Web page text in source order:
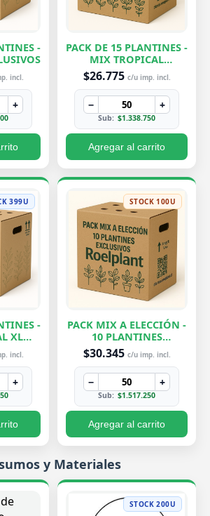
-
incl.
+
PACK DE 15 PLANTINES -
MIX TROPICAL
EXCLUSIVOS
$26.775 c/u imp. incl.
− +
Sub: $1.338.750
Agregar al carrito
399U
-
XL
incl.
+
STOCK 100U
PACK MIX A ELECCIÓN -
10 PLANTINES
EXCLUSIVOS
$30.345 c/u imp. incl.
− +
Sub: $1.517.250
Agregar al carrito
y Materiales
STOCK 200U